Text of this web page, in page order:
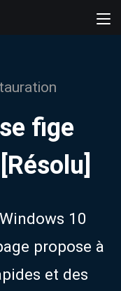
fige
10
propose à
et des